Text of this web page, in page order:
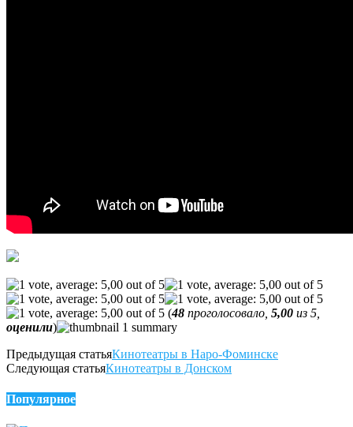
(48 проголосовало, 5,00 из 5,
оценили)
Предыдущая статьяКинотеатры в Наро-Фоминске
Следующая статьяКинотеатры в Донском
Популярное